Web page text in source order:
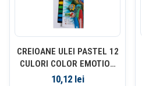
CREIOANE ULEI PASTEL 12
CULORI COLOR EMOTION
DELI
10,12 lei